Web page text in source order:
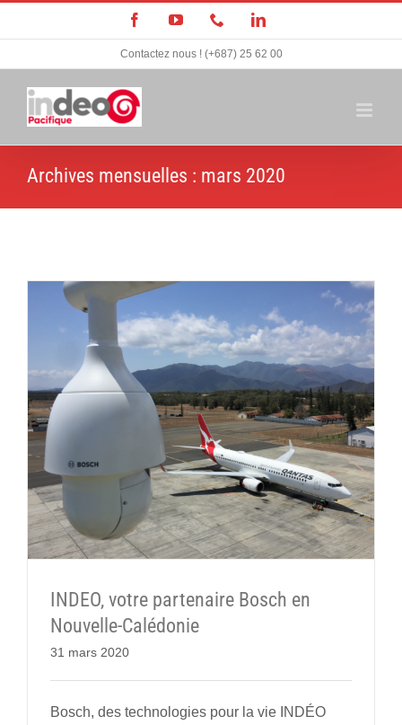
au
contenu
FacebookYouTube TéléphoneLinkedIn
Contactez nous ! (+687) 25 62 00
Archives mensuelles : mars 2020
INDEO, votre partenaire Bosch en
Nouvelle-Calédonie
31 mars 2020
Bosch, des technologies pour la vie INDÉO